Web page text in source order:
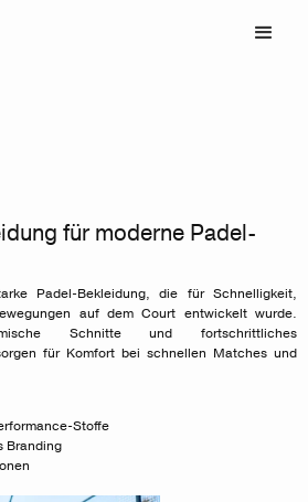
für moderne Padel-
Padel-Bekleidung, die für Schnelligkeit,
auf dem Court entwickelt wurde.
Schnitte und fortschrittliches
für Komfort bei schnellen Matches und
Stoffe
Branding